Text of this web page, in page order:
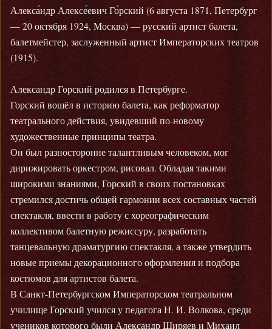
Алекса́ндр Алексе́евич Го́рский (6 августа 1871, Петербург
— 20 октября 1924, Москва) — русский артист балета,
балетмейстер, заслуженный артист Императорских театров
(1915).
Александр Горский родился в Петербурге.
Горский вошёл в историю балета, как реформатор
театрального действия, увидевший по-новому
художественные принципы театра.
Он был разносторонне талантливым человеком, мог
дирижировать оркестром, рисовал. Обладая такими
широкими знаниями, Горский в своих постановках
стремился достичь общей гармонии всех составных частей
спектакля, ввести в работу с хореографическим
коллективом балетную режиссуру, разработать
танцевальную драматургию спектакля, а также утвердить
новые приемы декорационного оформления и подбора
костюмов для артистов балета.
В Санкт-Петербургском Императорском театральном
училище Горский учился у педагога Н. И. Волкова, среди
учеников которого были Александр Ширяев и Михаил